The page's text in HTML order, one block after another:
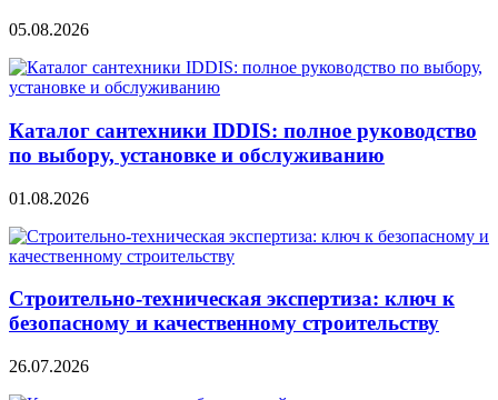
05.08.2026
Каталог сантехники IDDIS: полное руководство
по выбору, установке и обслуживанию
01.08.2026
Строительно‑техническая экспертиза: ключ к
безопасному и качественному строительству
26.07.2026